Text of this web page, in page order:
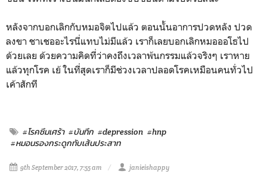
หลังจากบอกเลิกกับหมอจิตไปแล้ว ตอนนั้นอาการปวดหลัง ปวด
ลงขา ชาเชออะไรนี่แทบไม่มีแล้ว เราก็เลยบอกเลิกหมอออโธไป
ด้วยเลย ด้วยความคิดที่ว่าคงถึงเวลาพ้นกรรมแล้วจริงๆ เราหาย
แล้วทุกโรค เย้ ในที่สุดเราก็มีช่วงเวลาปลอดโรคเหมือนคนทั่วไป
เค้าสักที
#โรคซึมเศร้า #บันทึก #depression #hnp
#หมอนรองกระดูกทับเส้นประสาท
9th September 2017, 7:55 am janieishappy